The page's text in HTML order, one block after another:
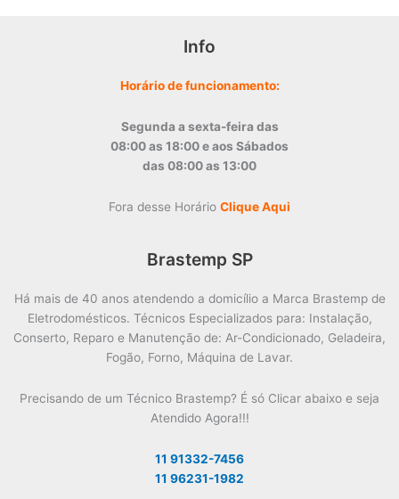
Info
Horário de funcionamento:
Segunda a sexta-feira das
08:00 as 18:00 e aos Sábados
das 08:00 as 13:00
Fora desse Horário Clique Aqui
Brastemp SP
Há mais de 40 anos atendendo a domicílio a Marca Brastemp de
Eletrodomésticos. Técnicos Especializados para: Instalação,
Conserto, Reparo e Manutenção de: Ar-Condicionado, Geladeira,
Fogão, Forno, Máquina de Lavar.
Precisando de um Técnico Brastemp? É só Clicar abaixo e seja
Atendido Agora!!!
11 91332-7456
11 96231-1982